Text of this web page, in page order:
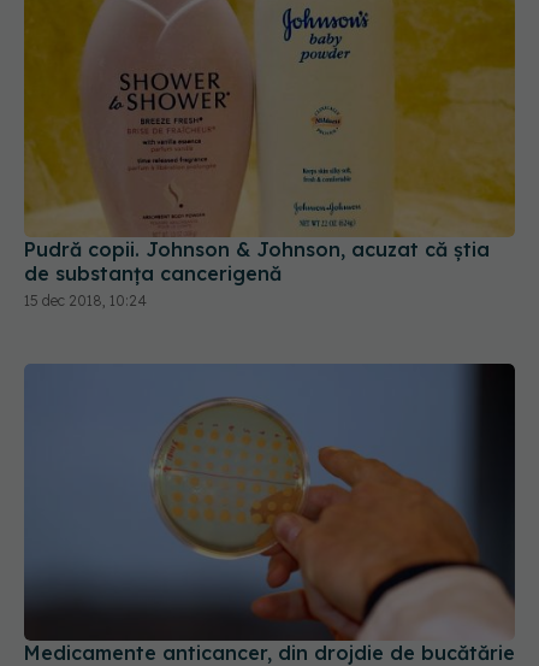
Pudră copii. Johnson & Johnson, acuzat că știa
de substanța cancerigenă
15 dec 2018, 10:24
Medicamente anticancer, din drojdie de bucătărie